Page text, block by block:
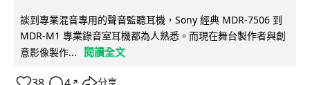
談到專業混音專用的聲音監聽耳機，Sony 經典 MDR-7506 到
MDR-M1 專業錄音室耳機都為人熟悉。而現在舞台製作者與創
意影像製作...
閱讀全文
↗